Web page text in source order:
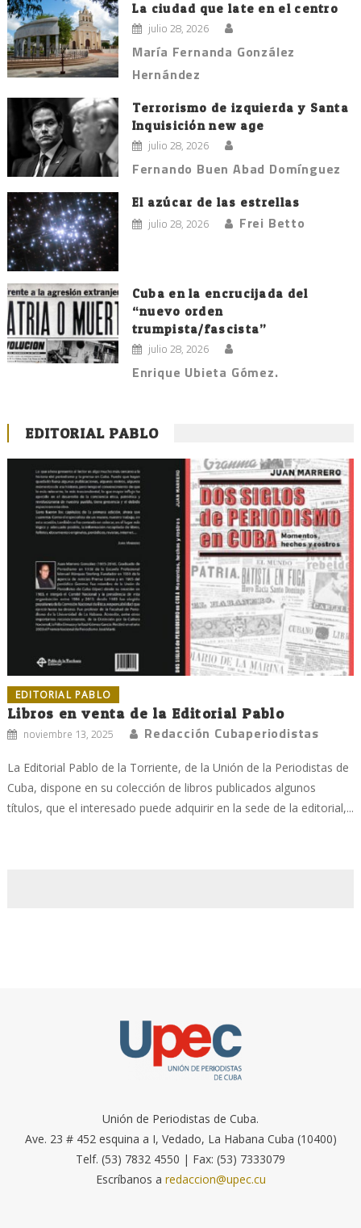
La ciudad que late en el centro
julio 28, 2026
María Fernanda González
Hernández
Terrorismo de izquierda y Santa
Inquisición new age
julio 28, 2026
Fernando Buen Abad Domínguez
El azúcar de las estrellas
julio 28, 2026 Frei Betto
Cuba en la encrucijada del
“nuevo orden
trumpista/fascista”
julio 28, 2026
Enrique Ubieta Gómez.
EDITORIAL PABLO
EDITORIAL PABLO
Libros en venta de la Editorial Pablo
noviembre 13, 2025 Redacción Cubaperiodistas
La Editorial Pablo de la Torriente, de la Unión de la Periodistas de
Cuba, dispone en su colección de libros publicados algunos
títulos, que el interesado puede adquirir en la sede de la editorial,...
Unión de Periodistas de Cuba.
Ave. 23 # 452 esquina a I, Vedado, La Habana Cuba (10400)
Telf. (53) 7832 4550 | Fax: (53) 7333079
Escríbanos a redaccion@upec.cu